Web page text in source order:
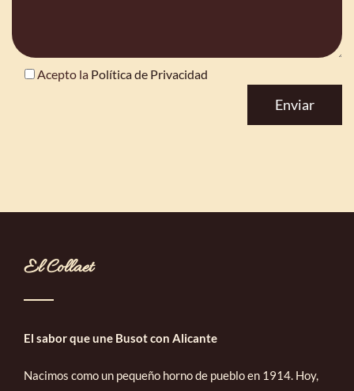
Acepto la Política de Privacidad
El Collaet
El sabor que une Busot con Alicante
Nacimos como un pequeño horno de pueblo en 1914. Hoy,